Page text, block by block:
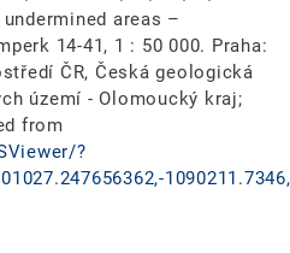
areas –
14-41, 1 : 50 000. Praha:
ČR, Česká geologická
území - Olomoucký kraj;
from
?